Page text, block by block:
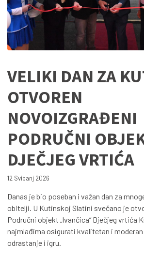
VELIKI DAN ZA
OTVOREN
NOVOIZGRAĐENI
PODRUČNI
DJEČJEG VRTIĆA
12 Svibanj 2026
Danas je bio poseban i važan dan za
obitelji. U Kutinskoj Slatini svečano je
Područni objekt „Ivančica“ Dječjeg vrtića
najmlađima osigurati kvalitetan i
odrastanje i igru.